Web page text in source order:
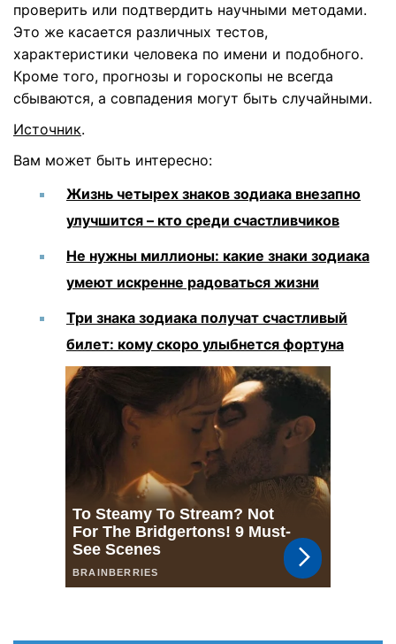
проверить или подтвердить научными методами.
Это же касается различных тестов,
характеристики человека по имени и подобного.
Кроме того, прогнозы и гороскопы не всегда
сбываются, а совпадения могут быть случайными.
Источник.
Вам может быть интересно:
Жизнь четырех знаков зодиака внезапно
улучшится – кто среди счастливчиков
Не нужны миллионы: какие знаки зодиака
умеют искренне радоваться жизни
Три знака зодиака получат счастливый
билет: кому скоро улыбнется фортуна